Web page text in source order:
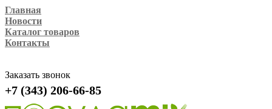
Главная
Новости
Каталог товаров
Контакты
Заказать звонок
+7 (343) 206-66-85